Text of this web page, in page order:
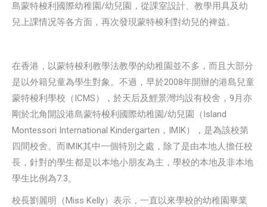
島蒙特梭利國際幼稚園/幼兒園，從課室設計、教學用具及幼
兒上課情况等各方面，再次發現蒙特梭利對幼兒的裨益。
在香港，以蒙特梭利教學法教學的幼稚園並不多，而且大部分
是以外籍兒童為學生對象。不過，早於2008年開辦的港島兒童
蒙特梭利學校（ICMS），於天后及鯉景灣均設有校舍，9月亦
剛於北角開設港島蒙特梭利國際幼稚園/幼兒園（Island
Montessori International Kindergarten，IMIK），是為該校第
四間校舍。而IMIK其中一個特別之處，除了是由本地人擔任校
長，針對的學生都是以本地小朋友為主，學校的本地及非本地
學生比例為7:3。
校長劉麗明（Miss Kelly）表示，一直以來學校的幼稚園畢業